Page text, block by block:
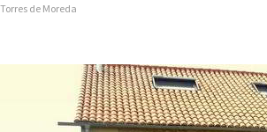
de Moreda